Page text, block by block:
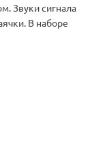
Звуки сигнала
В наборе